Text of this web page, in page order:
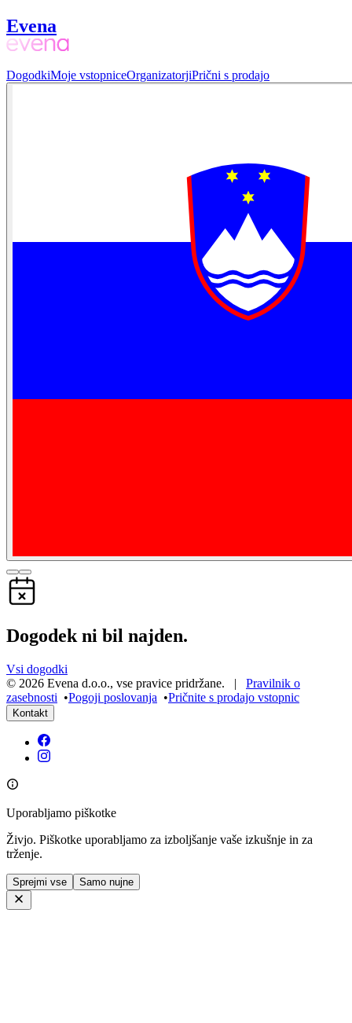
Evena
DogodkiMoje vstopniceOrganizatorjiPrični s prodajo
Dogodek ni bil najden.
Vsi dogodki
© 2026 Evena d.o.o., vse pravice pridržane. | Pravilnik o
zasebnosti •Pogoji poslovanja •Pričnite s prodajo vstopnic
Kontakt
Uporabljamo piškotke
Živjo. Piškotke uporabljamo za izboljšanje vaše izkušnje in za
trženje.
Sprejmi vse Samo nujne